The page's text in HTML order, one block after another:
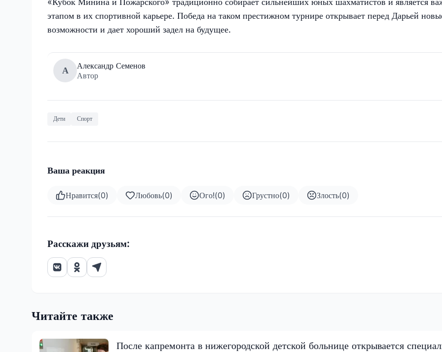
этапом в их спортивной карьере. Победа на таком престижном турнире открывает перед Дарьей
возможности и дает хороший задел на будущее.
А
Александр Семенов
Автор
Дети Спорт
Ваша реакция
Нравится(0) Любовь(0) Ого!(0) Грустно(0) Злость(0)
Расскажи друзьям:
Читайте также
После капремонта в нижегородской детской больнице открывается